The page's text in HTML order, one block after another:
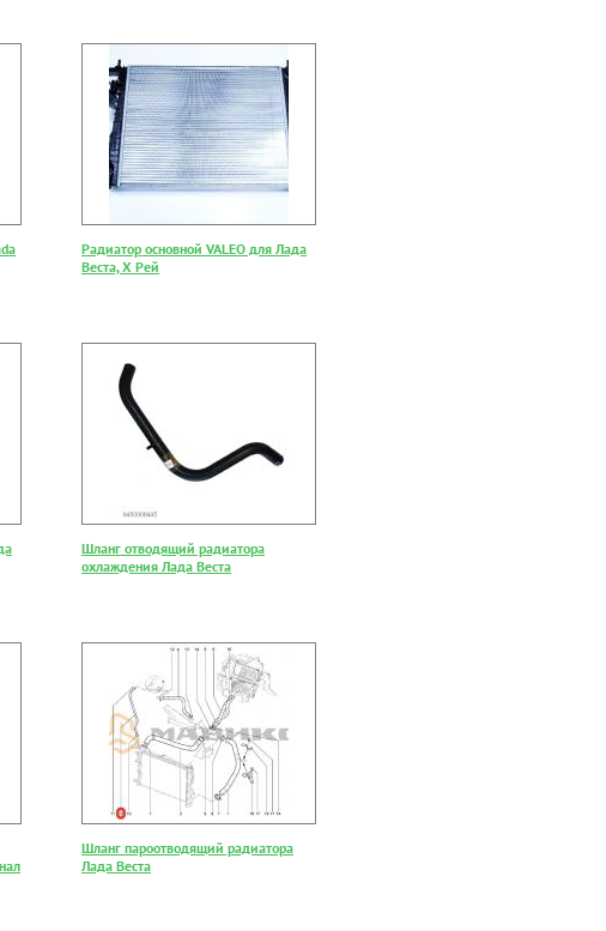
Радиатор основной VALEO для Лада
Веста, Х Рей
Шланг отводящий радиатора
охлаждения Лада Веста
Шланг пароотводящий радиатора
Лада Веста